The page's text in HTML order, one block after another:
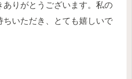
ありがとうございます。私の
ちいただき、とても嬉しいで